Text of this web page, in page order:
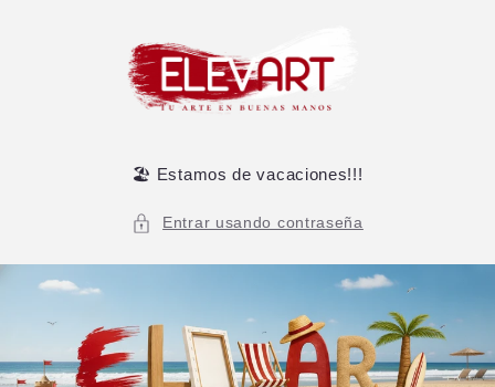
🏖️ Estamos de vacaciones!!!
Entrar usando contraseña